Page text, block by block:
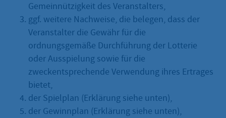
Gemeinnützigkeit des Veranstalters,
ggf. weitere Nachweise, die belegen, dass der
Veranstalter die Gewähr für die
ordnungsgemäße Durchführung der Lotterie
oder Ausspielung sowie für die
zweckentsprechende Verwendung ihres Ertrages
bietet,
der Spielplan (Erklärung siehe unten),
der Gewinnplan (Erklärung siehe unten),